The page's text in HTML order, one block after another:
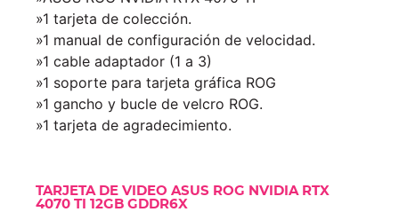
»1 tarjeta de colección.
»1 manual de configuración de velocidad.
»1 cable adaptador (1 a 3)
»1 soporte para tarjeta gráfica ROG
»1 gancho y bucle de velcro ROG.
»1 tarjeta de agradecimiento.
TARJETA DE VIDEO ASUS ROG NVIDIA RTX
4070 TI 12GB GDDR6X